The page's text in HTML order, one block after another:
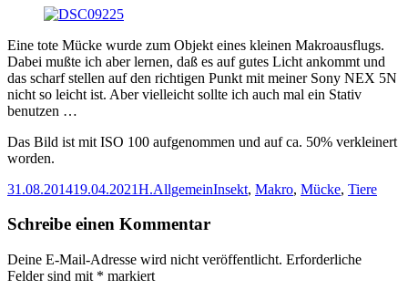
Eine tote Mücke wurde zum Objekt eines kleinen Makroausflugs.
Dabei mußte ich aber lernen, daß es auf gutes Licht ankommt und
das scharf stellen auf den richtigen Punkt mit meiner Sony NEX 5N
nicht so leicht ist. Aber vielleicht sollte ich auch mal ein Stativ
benutzen …
Das Bild ist mit ISO 100 aufgenommen und auf ca. 50% verkleinert
worden.
Veröffentlicht
31.08.201419.04.2021Autor
H.Kategorien
AllgemeinSchlagwörter
Insekt, Makro, Mücke, Tiere
Schreibe einen Kommentar
Deine E-Mail-Adresse wird nicht veröffentlicht. Erforderliche
Felder sind mit * markiert